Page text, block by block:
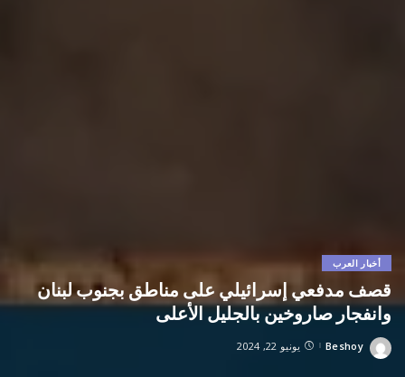
أخبار العرب
قصف مدفعي إسرائيلي على مناطق بجنوب لبنان
وانفجار صاروخين بالجليل الأعلى
Posted
Beshoy يونيو 22, 2024